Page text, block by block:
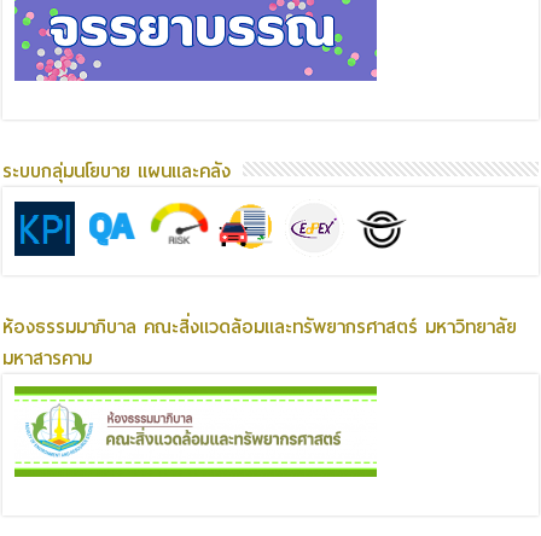
ระบบกลุ่มนโยบาย แผนและคลัง
ห้องธรรมมาภิบาล คณะสิ่งแวดล้อมและทรัพยากรศาสตร์ มหาวิทยาลัย
มหาสารคาม